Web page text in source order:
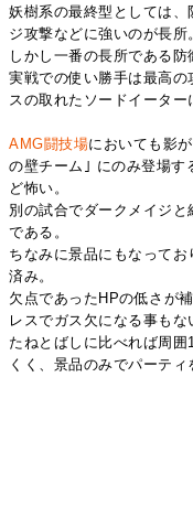
妖樹系の最終型としては
ジ攻撃などに強いのが長所
しかし一番の長所である防
実戦での使い勝手は最高
スの取れたソードイーター
AMG闘技場においても影
の壁チーム｣ にのみ登場す
ど怖い。
別の試合でダークメイジと
である。
ちなみに景品にもなって
済み。
欠点であったHPの低さが
レスでガス欠になる事もな
たねとばしに比べれば周
くく、景品のみでパーティ